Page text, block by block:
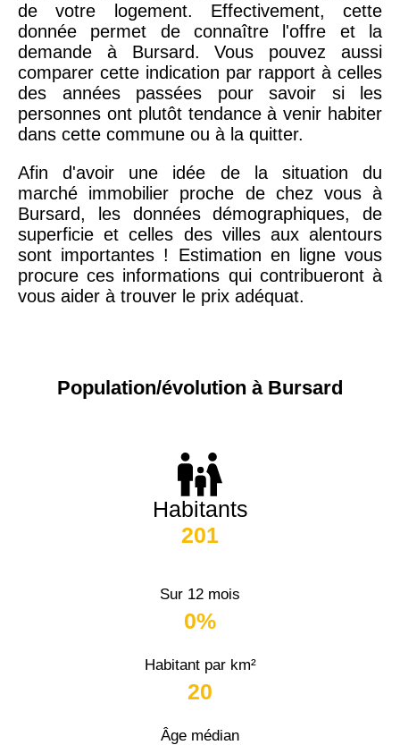
de votre logement. Effectivement, cette
donnée permet de connaître l'offre et la
demande à Bursard. Vous pouvez aussi
comparer cette indication par rapport à celles
des années passées pour savoir si les
personnes ont plutôt tendance à venir habiter
dans cette commune ou à la quitter.
Afin d'avoir une idée de la situation du
marché immobilier proche de chez vous à
Bursard, les données démographiques, de
superficie et celles des villes aux alentours
sont importantes ! Estimation en ligne vous
procure ces informations qui contribueront à
vous aider à trouver le prix adéquat.
Population/évolution à Bursard
Habitants
201
Sur 12 mois
0%
Habitant par km²
20
Âge médian